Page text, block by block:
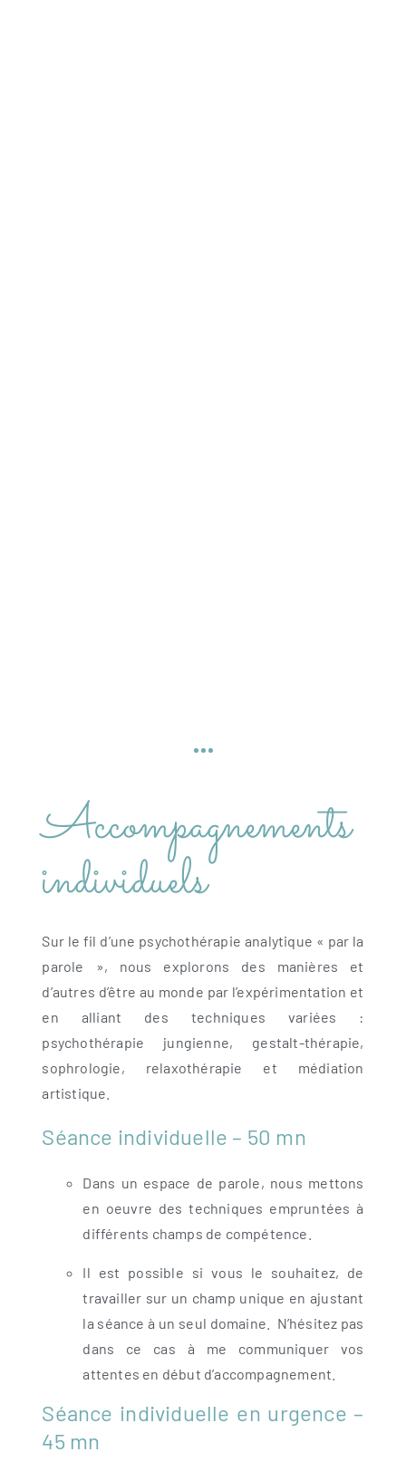
Accompagnements
individuels
Sur le fil d’une psychothérapie analytique « par la
parole », nous explorons des manières et
d’autres d’être au monde par l’expérimentation et
en alliant des techniques variées :
psychothérapie jungienne, gestalt-thérapie,
sophrologie, relaxothérapie et médiation
artistique.
Séance individuelle – 50 mn
Dans un espace de parole, nous mettons
en oeuvre des techniques empruntées à
différents champs de compétence.
Il est possible si vous le souhaitez, de
travailler sur un champ unique en ajustant
la séance à un seul domaine. N’hésitez pas
dans ce cas à me communiquer vos
attentes en début d’accompagnement.
Séance individuelle en urgence –
45 mn